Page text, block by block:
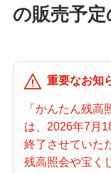
「金額が合わない」「入
す。
宝くじホーム
当せん番号案内
の販売予
重要なお知
「かんたん残高
は、2026年7月
終了させていた
残高照会や宝く